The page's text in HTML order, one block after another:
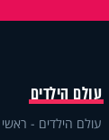
עולם הילדים
עולם הילדים - ראשי